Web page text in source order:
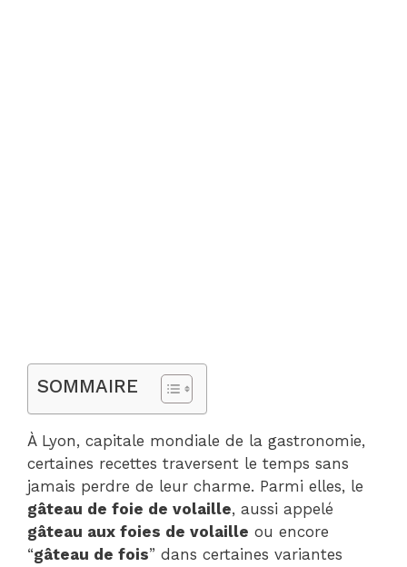
SOMMAIRE
À Lyon, capitale mondiale de la gastronomie,
certaines recettes traversent le temps sans
jamais perdre de leur charme. Parmi elles, le
gâteau de foie de volaille, aussi appelé
gâteau aux foies de volaille ou encore
“gâteau de fois” dans certaines variantes